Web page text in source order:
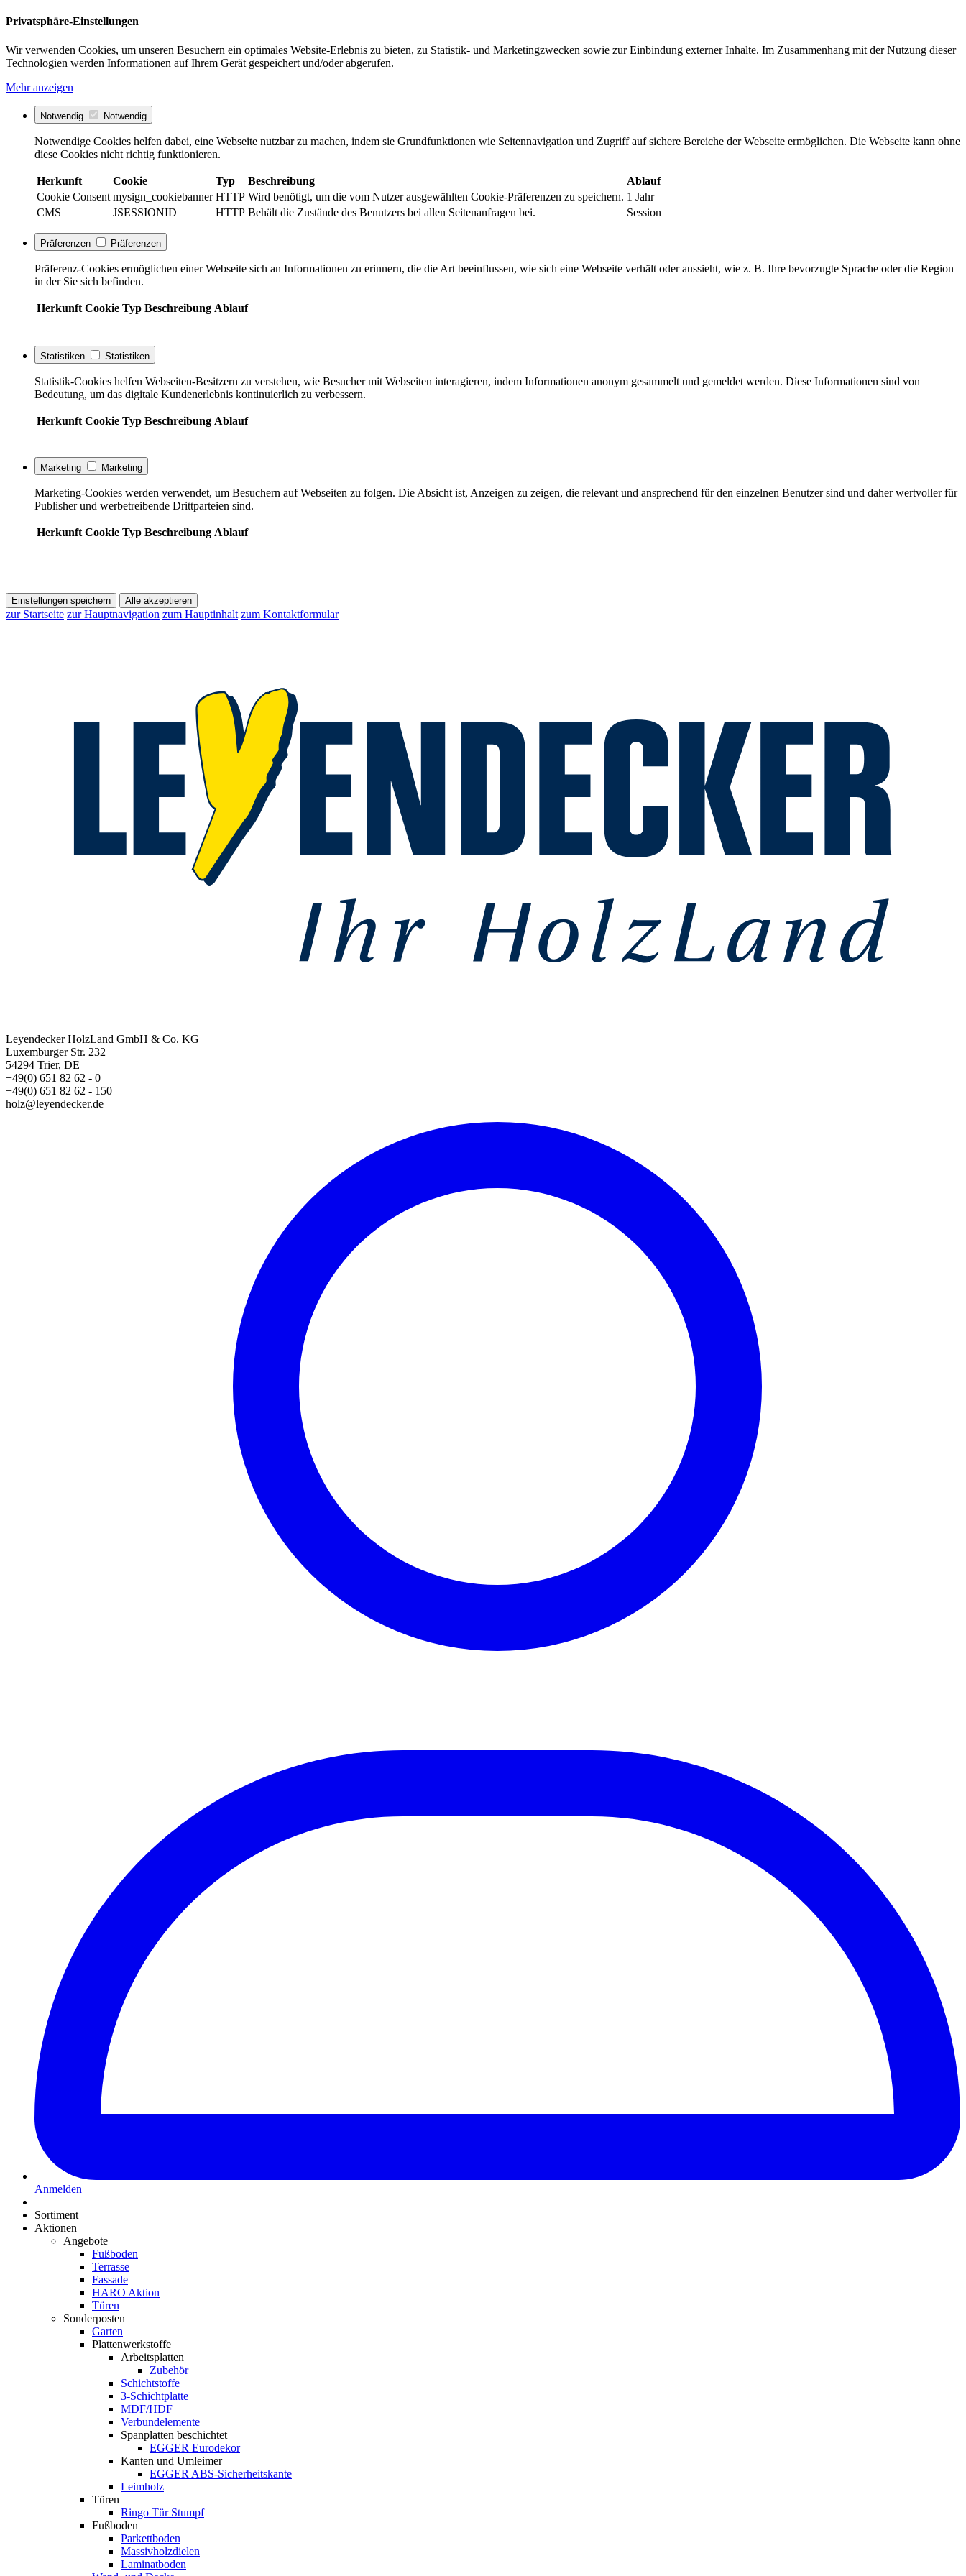
Privatsphäre-Einstellungen
Wir verwenden Cookies, um unseren Besuchern ein optimales Website-Erlebnis zu bieten, zu Statistik- und Marketingzwecken sowie zur Einbindung externer Inhalte. Im Zusammenhang mit der Nutzung dieser
Technologien werden Informationen auf Ihrem Gerät gespeichert und/oder abgerufen.
Mehr anzeigen
Notwendig Notwendig
Notwendige Cookies helfen dabei, eine Webseite nutzbar zu machen, indem sie Grundfunktionen wie Seitennavigation und Zugriff auf sichere Bereiche der Webseite ermöglichen. Die Webseite kann ohne
diese Cookies nicht richtig funktionieren.
Herkunft Cookie Typ Beschreibung
Ablauf
Cookie Consent mysign_cookiebanner HTTP Wird benötigt, um die vom Nutzer ausgewählten Cookie-Präferenzen zu speichern. 1 Jahr
CMS
JSESSIONID HTTP Behält die Zustände des Benutzers bei allen Seitenanfragen bei. Session
Präferenzen Präferenzen
Präferenz-Cookies ermöglichen einer Webseite sich an Informationen zu erinnern, die die Art beeinflussen, wie sich eine Webseite verhält oder aussieht, wie z. B. Ihre bevorzugte Sprache oder die Region
in der Sie sich befinden.
Herkunft Cookie Typ Beschreibung Ablauf
Statistiken Statistiken
Statistik-Cookies helfen Webseiten-Besitzern zu verstehen, wie Besucher mit Webseiten interagieren, indem Informationen anonym gesammelt und gemeldet werden. Diese Informationen sind von
Bedeutung, um das digitale Kundenerlebnis kontinuierlich zu verbessern.
Herkunft Cookie Typ Beschreibung Ablauf
Marketing Marketing
Marketing-Cookies werden verwendet, um Besuchern auf Webseiten zu folgen. Die Absicht ist, Anzeigen zu zeigen, die relevant und ansprechend für den einzelnen Benutzer sind und daher wertvoller für
Publisher und werbetreibende Drittparteien sind.
Herkunft Cookie Typ Beschreibung Ablauf
Einstellungen speichern Alle akzeptieren
zur Startseite zur Hauptnavigation zum Hauptinhalt zum Kontaktformular
Leyendecker HolzLand GmbH & Co. KG
Luxemburger Str. 232
54294 Trier, DE
+49(0) 651 82 62 - 0
+49(0) 651 82 62 - 150
holz@leyendecker.de
Anmelden
Sortiment
Aktionen
Angebote
Fußboden
Terrasse
Fassade
HARO Aktion
Türen
Sonderposten
Garten
Plattenwerkstoffe
Arbeitsplatten
Zubehör
Schichtstoffe
3-Schichtplatte
MDF/HDF
Verbundelemente
Spanplatten beschichtet
EGGER Eurodekor
Kanten und Umleimer
EGGER ABS-Sicherheitskante
Leimholz
Türen
Ringo Tür Stumpf
Fußboden
Parkettboden
Massivholzdielen
Laminatboden